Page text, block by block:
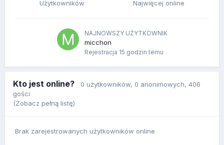
Użytkowników Najwięcej online
NAJNOWSZY UŻYTKOWNIK
micchon
Rejestracja 15 godzin temu
Kto jest online? 0 użytkowników, 0 anonimowych, 406
gości
(Zobacz pełną listę)
Brak zarejestrowanych użytkowników online